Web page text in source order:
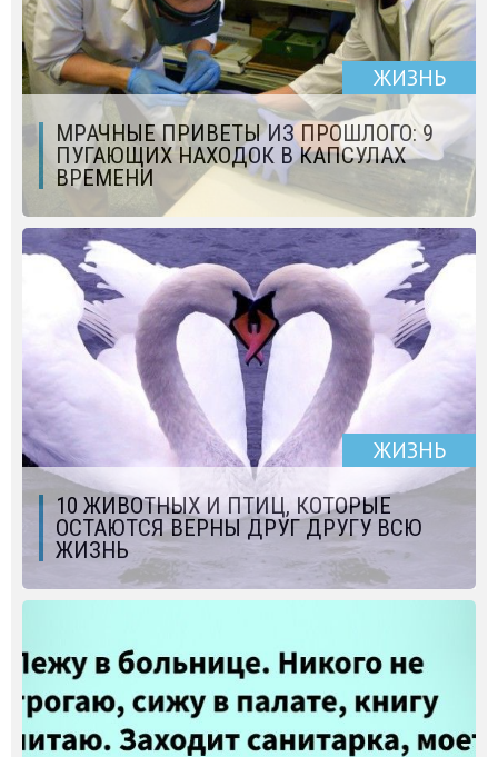
ЖИЗНЬ
МРАЧНЫЕ ПРИВЕТЫ ИЗ ПРОШЛОГО: 9
ПУГАЮЩИХ НАХОДОК В КАПСУЛАХ
ВРЕМЕНИ
ЖИЗНЬ
10 ЖИВОТНЫХ И ПТИЦ, КОТОРЫЕ
ОСТАЮТСЯ ВЕРНЫ ДРУГ ДРУГУ ВСЮ
ЖИЗНЬ